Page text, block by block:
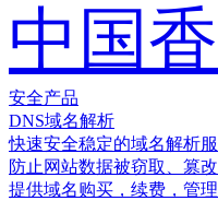
中国
安全产品
DNS域名解析
快速安全稳定的域名解析
防止网站数据被窃取、篡
提供域名购买，续费，管